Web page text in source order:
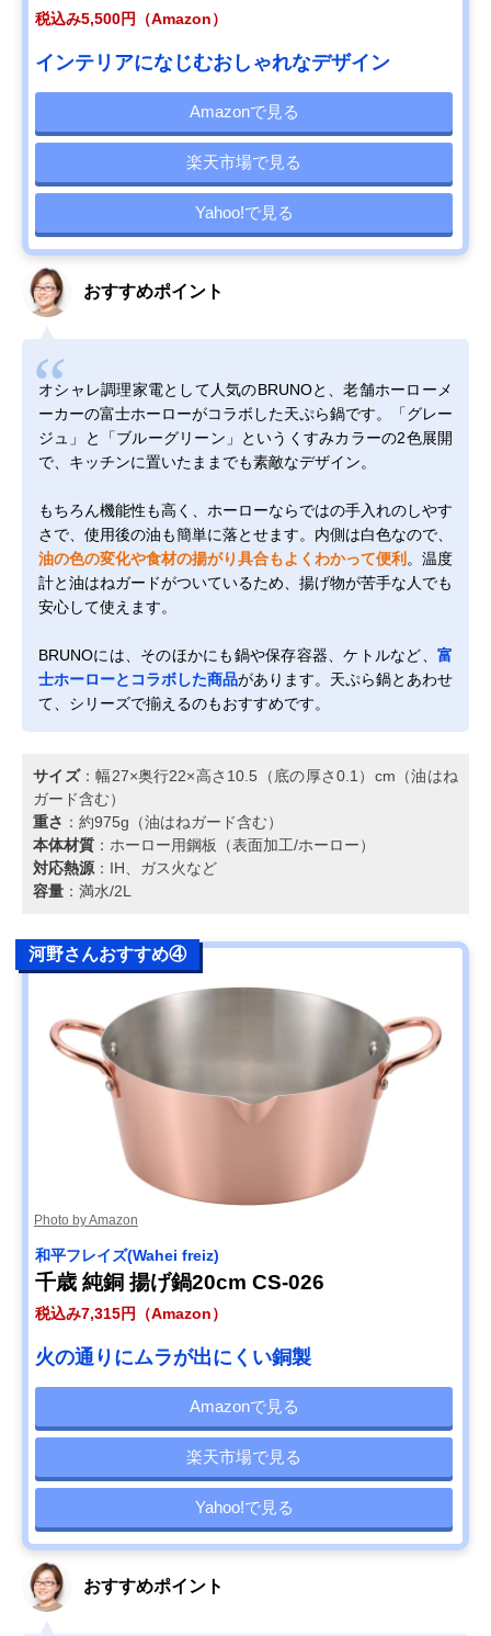
税込み5,500円（Amazon）
インテリアになじむおしゃれなデザイン
Amazonで見る
楽天市場で見る
Yahoo!で見る
おすすめポイント
オシャレ調理家電として人気のBRUNOと、老舗ホーローメ
ーカーの富士ホーローがコラボした天ぷら鍋です。「グレー
ジュ」と「ブルーグリーン」というくすみカラーの2色展開
で、キッチンに置いたままでも素敵なデザイン。
もちろん機能性も高く、ホーローならではの手入れのしやす
さで、使用後の油も簡単に落とせます。内側は白色なので、
油の色の変化や食材の揚がり具合もよくわかって便利 。温度
計と油はねガードがついているため、揚げ物が苦手な人でも
安心して使えます。
BRUNOには、そのほかにも鍋や保存容器、ケトルなど、 富
士ホーローとコラボした商品があります。天ぷら鍋とあわせ
て、シリーズで揃えるのもおすすめです。
サイズ：幅27×奥行22×高さ10.5（底の厚さ0.1）cm（油はね
ガード含む）
重さ ：約975g（油はねガード含む）
本体材質 ：ホーロー用鋼板（表面加工/ホーロー）
対応熱源 ：IH、ガス火など
容量 ：満水/2L
河野さんおすすめ④
Photo by Amazon
和平フレイズ(Wahei freiz)
千歳 純銅 揚げ鍋20cm CS-026
税込み7,315円（Amazon）
火の通りにムラが出にくい銅製
Amazonで見る
楽天市場で見る
Yahoo!で見る
おすすめポイント